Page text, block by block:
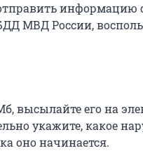
информацию
МВД России,
высылайте его на
укажите, какое
оно начинается.